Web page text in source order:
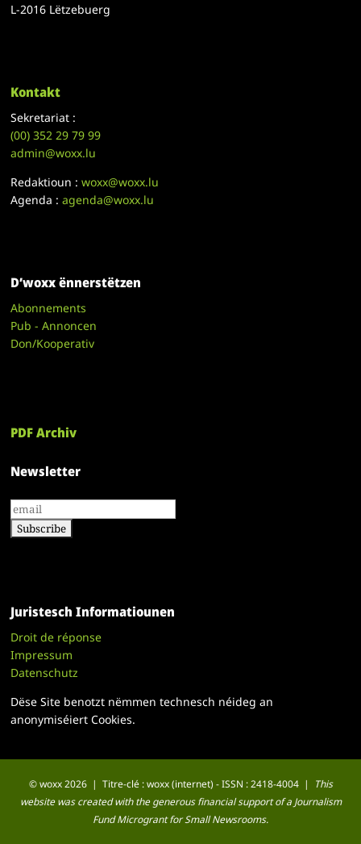
L-2016 Lëtzebuerg
Kontakt
Sekretariat :
(00)352 29 79 99
admin@woxx.lu
Redaktioun :woxx@woxx.lu
Agenda :agenda@woxx.lu
D’woxx ënnerstëtzen
Abonnements
Pub - Annoncen
Don/Kooperativ
PDF Archiv
Newsletter
Juristesch Informatiounen
Droit de réponse
Impressum
Datenschutz
Dëse Site benotzt nëmmen technesch néideg an
anonymiséiert Cookies.
© woxx 2026 | Titre-clé : woxx (internet) - ISSN : 2418-4004 |
This
website was created with the generous financial support of a Journalism
Fund Microgrant for Small Newsrooms.